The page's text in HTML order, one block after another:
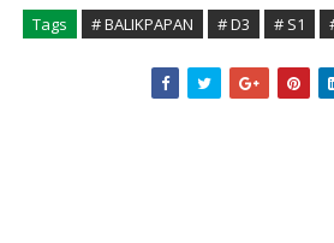
Tags # BALIKPAPAN # D3 # S1